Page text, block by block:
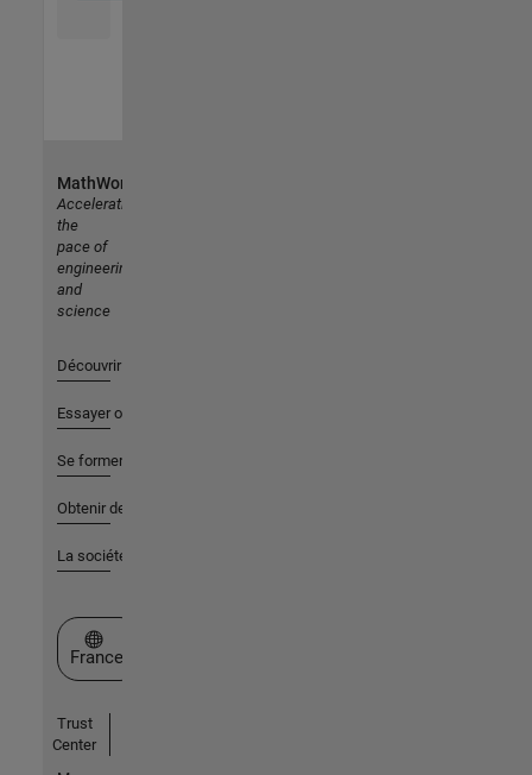
MathWorks
Accelerating
the
pace of
engineering
and
science
Découvrir les produits
Essayer ou acheter
Se former
Obtenir de l'aide
La société
Sélectionner un site web
France
Trust
Center